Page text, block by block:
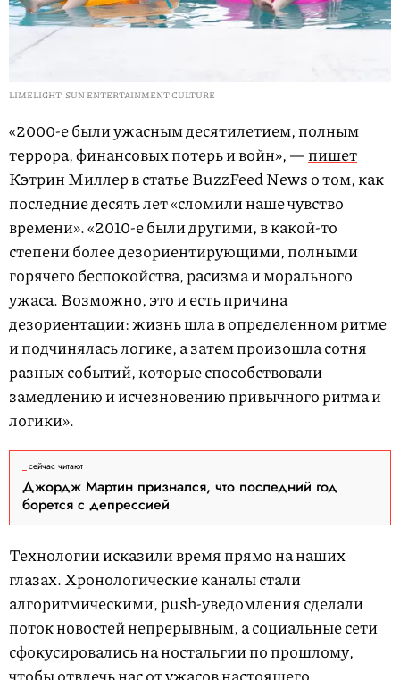
LIMELIGHT, SUN ENTERTAINMENT CULTURE
«2000-е были ужасным десятилетием, полным
террора, финансовых потерь и войн», —пишет
Кэтрин Миллер в статье BuzzFeed News о том, как
последние десять лет «сломили наше чувство
времени». «2010-е были другими, в какой-то
степени более дезориентирующими, полными
горячего беспокойства, расизма и морального
ужаса. Возможно, это и есть причина
дезориентации: жизнь шла в определенном ритме
и подчинялась логике, а затем произошла сотня
разных событий, которые способствовали
замедлению и исчезновению привычного ритма и
логики».
сейчас читают
Джордж Мартин признался, что последний год
борется с депрессией
Технологии исказили время прямо на наших
глазах. Хронологические каналы стали
алгоритмическими, push-уведомления сделали
поток новостей непрерывным, а социальные сети
сфокусировались на ностальгии по прошлому,